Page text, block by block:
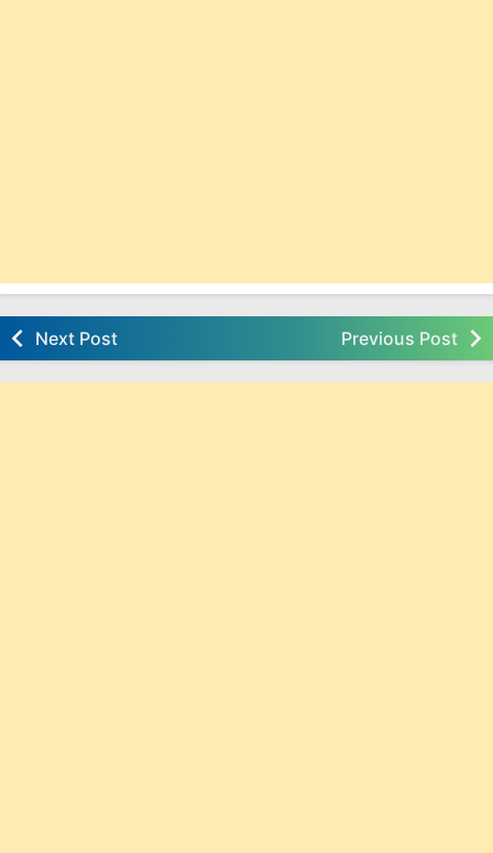
Next Post Previous Post